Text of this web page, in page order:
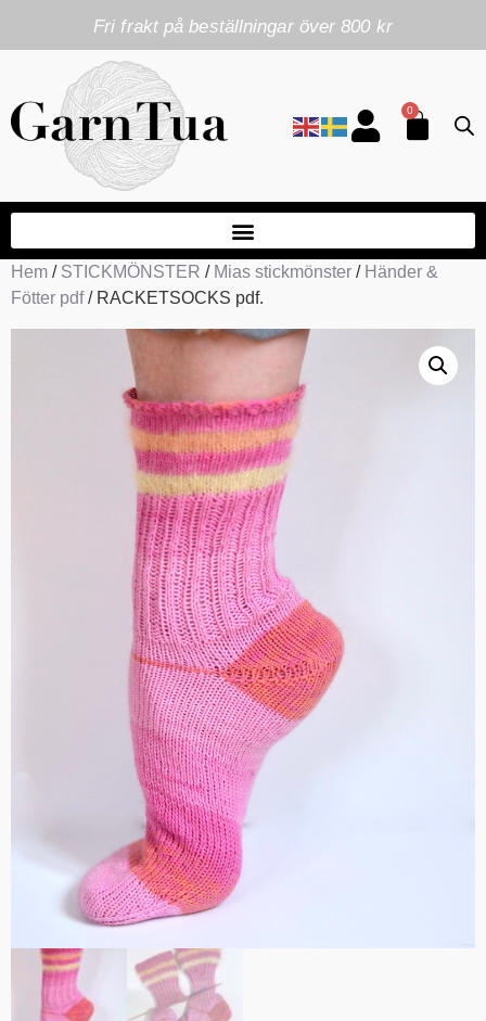
Fri frakt på beställningar över 800 kr
0
Hem / STICKMÖNSTER / Mias stickmönster / Händer &
Fötter pdf/ RACKETSOCKS pdf.